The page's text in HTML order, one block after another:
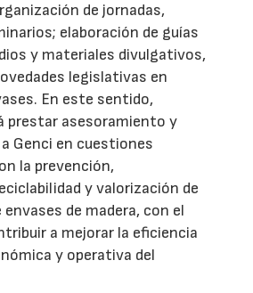
de jornadas,
elaboración de guías
y materiales divulgativos,
legislativas en
En este sentido,
prestar asesoramiento y
Genci en cuestiones
la prevención,
y valorización de
de madera, con el
a mejorar la eficiencia
y operativa del